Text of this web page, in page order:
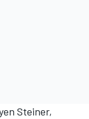
Steiner,